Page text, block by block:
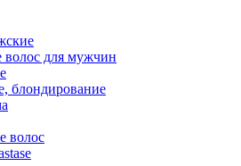
волос для мужчин
блондирование
волос